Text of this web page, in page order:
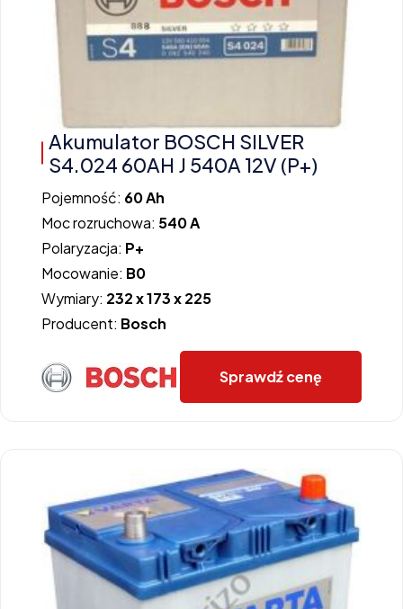
Akumulator BOSCH SILVER
S4.024 60AH J 540A 12V (P+)
Pojemność: 60 Ah
Moc rozruchowa: 540 A
Polaryzacja: P+
Mocowanie: B0
Wymiary: 232 x 173 x 225
Producent: Bosch
Sprawdź cenę